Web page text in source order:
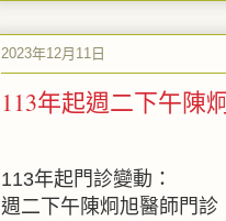
2023年12月11日
113年起週二下午陳
113年起門診變動：
週二下午陳炯旭醫師門診